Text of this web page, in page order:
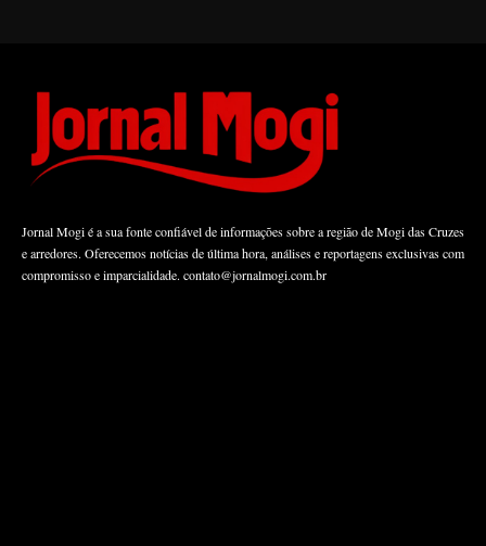
Jornal Mogi é a sua fonte confiável de informações sobre a região de Mogi das Cruzes
e arredores. Oferecemos notícias de última hora, análises e reportagens exclusivas com
compromisso e imparcialidade. contato@jornalmogi.com.br